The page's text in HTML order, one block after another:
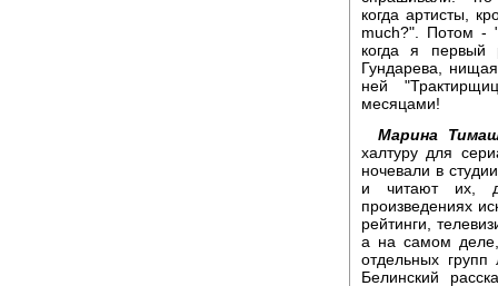
когда артисты,
much?". Потом -
когда я первый
Гундарева,
ней
месяцами!
Марина
халтуру для
ночевали в
и читают их,
произведениях
рейтинги,
а на самом деле,
отдельных
Белинский